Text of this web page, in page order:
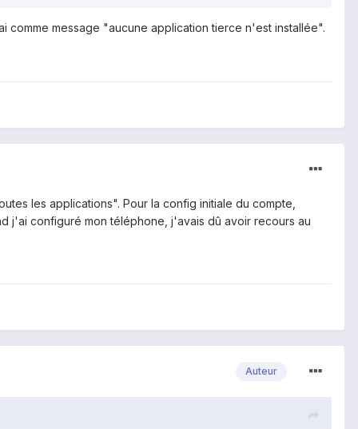
comme message "aucune application tierce n'est installée".
les applications". Pour la config initiale du compte,
j'ai configuré mon téléphone, j'avais dû avoir recours au
Auteur